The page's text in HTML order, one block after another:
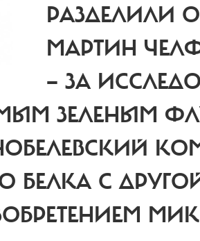
РАЗДЕЛИЛИ
МАРТИН
— ЗА
ЗЕЛЕНЫМ
БЕЛКА С